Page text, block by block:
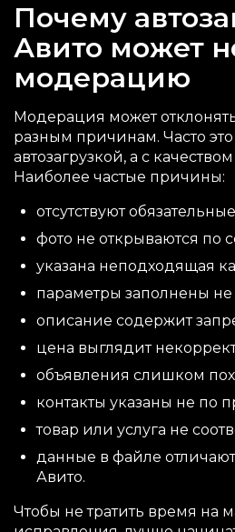
Почему
Авито может
модерацию
Модерация может
разным причинам. Часто
автозагрузкой, а с
Наиболее частые причины:
отсутствуют
фото не открываются по
указана неподходящая
параметры заполнены не
описание содержит
цена выглядит
объявления слишком
контакты указаны не по
товар или услуга не
данные в файле
Авито.
Чтобы не тратить время на